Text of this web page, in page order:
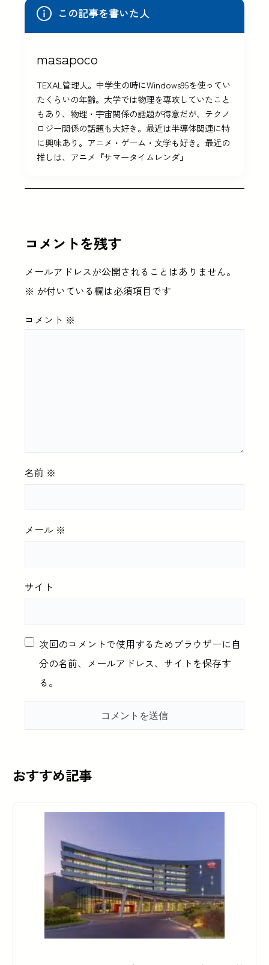
この記事を書いた人
masapoco
TEXAL管理人。中学生の時にWindows95を使ってい
たくらいの年齢。大学では物理を専攻していたこと
もあり、物理・宇宙関係の話題が得意だが、テクノ
ロジー関係の話題も大好き。最近は半導体関連に特
に興味あり。アニメ・ゲーム・文学も好き。最近の
推しは、アニメ『サマータイムレンダ』
コメントを残す
メールアドレスが公開されることはありません。
※ が付いている欄は必須項目です
コメント ※
名前 ※
メール ※
サイト
次回のコメントで使用するためブラウザーに自
分の名前、メールアドレス、サイトを保存す
る。
おすすめ記事